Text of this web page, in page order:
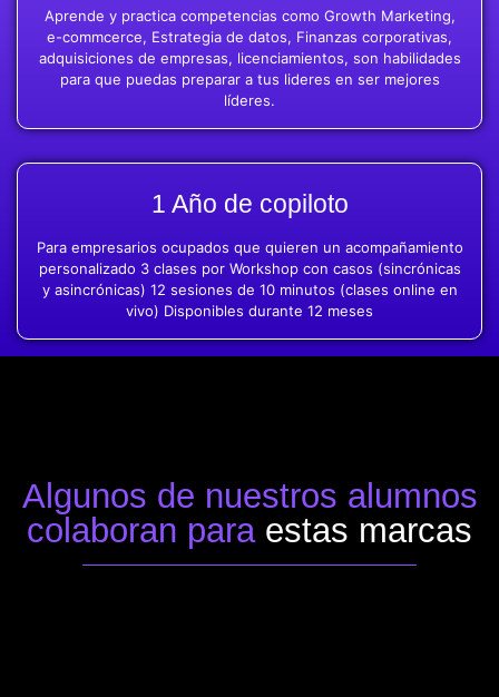
Aprende y practica competencias como Growth Marketing,
e-commcerce, Estrategia de datos, Finanzas corporativas,
adquisiciones de empresas, licenciamientos, son habilidades
para que puedas preparar a tus lideres en ser mejores
líderes.
1 Año de copiloto
Para empresarios ocupados que quieren un acompañamiento
personalizado 3 clases por Workshop con casos (sincrónicas
y asincrónicas) 12 sesiones de 10 minutos (clases online en
vivo) Disponibles durante 12 meses
Algunos de nuestros alumnos
colaboran para estas marcas